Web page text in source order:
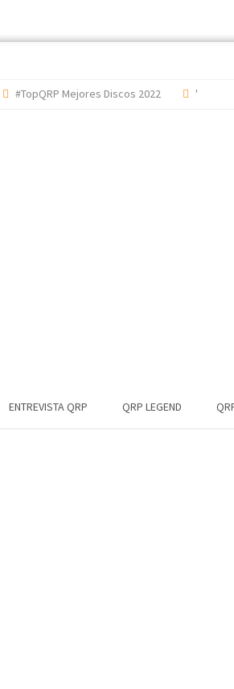
#TopQRP Mejores Discos 2022 'The Dark
ENTREVISTA QRP QRP LEGEND